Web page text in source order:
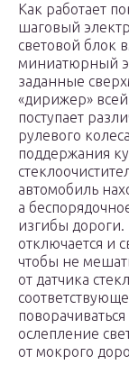
Как работает
шаговый
световой блок
миниатюрный
заданные
«дирижер»
поступает
рулевого
поддержания
автомобиль
а
изгибы дороги.
отключается и
чтобы не
от датчика
ослепление
от мокрого